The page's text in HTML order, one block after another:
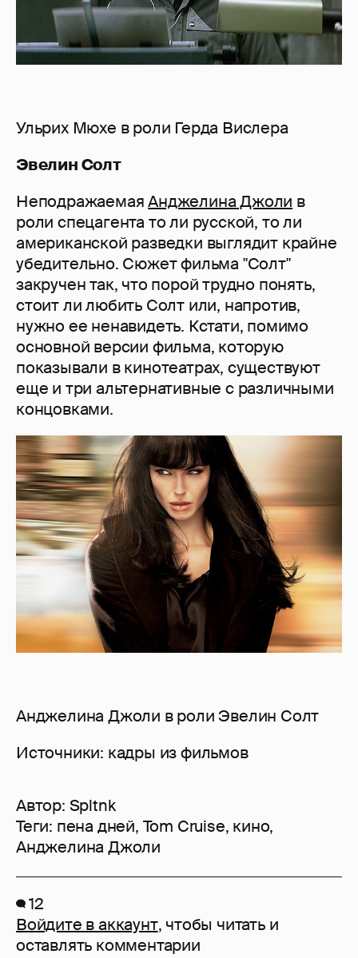
Ульрих Мюхе в роли Герда Вислера
Эвелин Солт
НеподражаемаяАнджелина Джоли в
роли спецагента то ли русской, то ли
американской разведки выглядит крайне
убедительно. Сюжет фильма "Солт"
закручен так, что порой трудно понять,
стоит ли любить Солт или, напротив,
нужно ее ненавидеть. Кстати, помимо
основной версии фильма, которую
показывали в кинотеатрах, существуют
еще и три альтернативные с различными
концовками.
Анджелина Джоли в роли Эвелин Солт
Источники: кадры из фильмов
Автор: Spltnk
Теги: пена дней, Tom Cruise, кино,
Анджелина Джоли
12
Войдите в аккаунт, чтобы читать и
оставлять комментарии